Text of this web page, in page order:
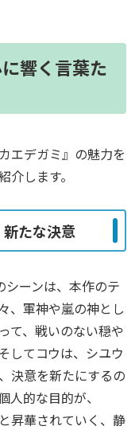
響く言葉た
エデガミ』の魅力を
します。
たな決意
ーンは、本作のテ
、軍神や嵐の神とし
て、戦いのない穏や
してコウは、シユウ
決意を新たにするの
人的な目的が、
昇華されていく、静